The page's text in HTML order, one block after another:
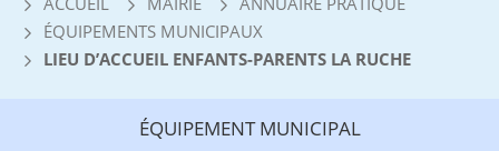
ÉQUIPEMENTS MUNICIPAUX
LIEU D’ACCUEIL ENFANTS-PARENTS LA RUCHE
ÉQUIPEMENT MUNICIPAL